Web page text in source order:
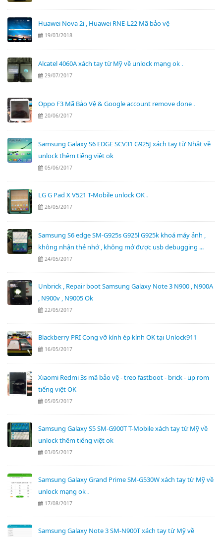
Huawei Nova 2i , Huawei RNE-L22 Mã bảo vệ
19/03/2018
Alcatel 4060A xách tay từ Mỹ về unlock mạng ok .
29/07/2017
Oppo F3 Mã Bảo Vệ & Google account remove done .
20/06/2017
Samsung Galaxy S6 EDGE SCV31 G925J xách tay từ Nhật về
unlock thêm tiếng việt ok
05/06/2017
LG G Pad X V521 T-Mobile unlock OK .
26/05/2017
Samsung S6 edge SM-G925s G925l G925k khoá máy ảnh ,
không nhận thẻ nhớ , không mở được usb debugging ...
24/05/2017
Unbrick , Repair boot Samsung Galaxy Note 3 N900 , N900A
, N900v , N9005 Ok
22/05/2017
Blackberry PRI Cong vỡ kính ép kính OK tại Unlock911
16/05/2017
Xiaomi Redmi 3s mã bảo vệ - treo fastboot - brick - up rom
tiếng việt OK
05/05/2017
Samsung Galaxy S5 SM-G900T T-Mobile xách tay từ Mỹ về
unlock thêm tiếng việt ok
03/05/2017
Samsung Galaxy Grand Prime SM-G530W xách tay từ Mỹ về
unlock mạng ok .
17/08/2017
Samsung Galaxy Note 3 SM-N900T xách tay từ Mỹ về